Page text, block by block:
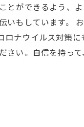
とができるよう、
いもしています。
ロナウイルス対策
さい。自信を持っ